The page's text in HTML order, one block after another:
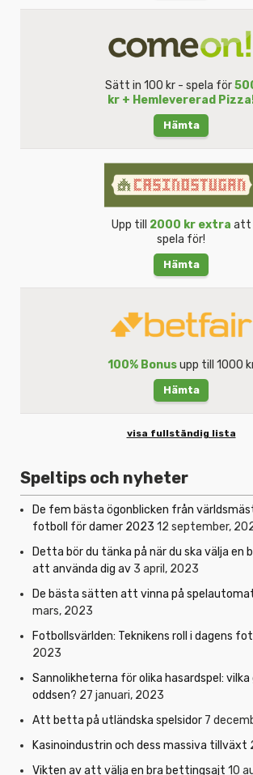
Sätt in 100 kr - spela för
kr + Hemlevererad
Hämta
Upp till 2000 kr extra att
spela för!
Hämta
100% Bonusupp till 1000
Hämta
visa fullständig lista
Speltips och nyheter
De fem bästa ögonblicken från
fotboll för damer 2023 12 september,
Detta bör du tänka på när du ska välja
att använda dig av 3 april, 2023
De bästa sätten att vinna på
mars, 2023
Fotbollsvärlden: Teknikens roll i dagens
2023
Sannolikheterna för olika hasardspel: vilka
oddsen? 27 januari, 2023
Att betta på utländska spelsidor 7
Kasinoindustrin och dess massiva tillväxt
Vikten av att välja en bra bettingsajt 10